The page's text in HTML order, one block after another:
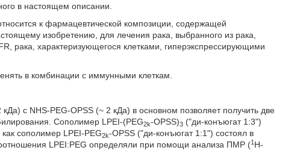
в настоящем описании.
к фармацевтической композиции, содержащей
изобретению, для лечения рака, выбранного из рака,
рака, характеризующегося клетками, гиперэкспрессирующими
в комбинации с иммунными клеткам.
с NHS-PEG-OPSS (~ 2 кДа) в основном позволяет получить две
Сополимер LPEI-(PEG2k-OPSS)3 ("ди-конъюгат 1:3")
сополимер LPEI-PEG2k-OPSS ("ди-конъюгат 1:1") состоял в
LPEI:PEG определяли при помощи анализа ПМР (1 H-